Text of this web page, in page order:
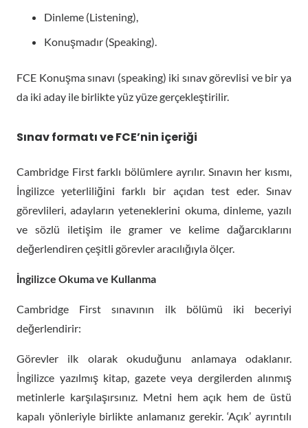
Dinleme (Listening),
Konuşmadır (Speaking).
FCE Konuşma sınavı (speaking) iki sınav görevlisi ve bir ya
da iki aday ile birlikte yüz yüze gerçekleştirilir.
Sınav formatı ve FCE’nin içeriği
Cambridge First farklı bölümlere ayrılır. Sınavın her kısmı,
İngilizce yeterliliğini farklı bir açıdan test eder. Sınav
görevlileri, adayların yeteneklerini okuma, dinleme, yazılı
ve sözlü iletişim ile gramer ve kelime dağarcıklarını
değerlendiren çeşitli görevler aracılığıyla ölçer.
İngilizce Okuma ve Kullanma
Cambridge First sınavının ilk bölümü iki beceriyi
değerlendirir:
Görevler ilk olarak okuduğunu anlamaya odaklanır.
İngilizce yazılmış kitap, gazete veya dergilerden alınmış
metinlerle karşılaşırsınız. Metni hem açık hem de üstü
kapalı yönleriyle birlikte anlamanız gerekir. ‘Açık’ ayrıntılı